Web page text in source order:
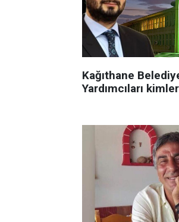
Kağıthane
Yardımcıları